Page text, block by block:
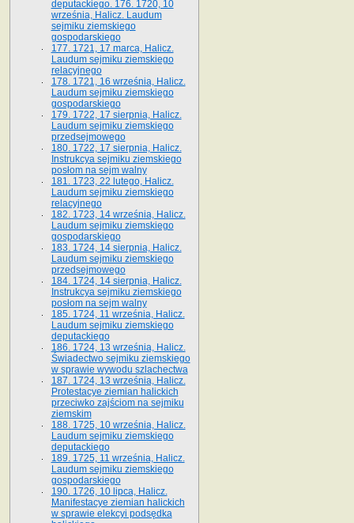
deputackiego. 176. 1720, 10
września, Halicz. Laudum
sejmiku ziemskiego
gospodarskiego
177. 1721, 17 marca, Halicz.
Laudum sejmiku ziemskiego
relacyjnego
178. 1721, 16 września, Halicz.
Laudum sejmiku ziemskiego
gospodarskiego
179. 1722, 17 sierpnia, Halicz.
Laudum sejmiku ziemskiego
przedsejmowego
180. 1722, 17 sierpnia, Halicz.
Instrukcya sejmiku ziemskiego
posłom na sejm walny
181. 1723, 22 lutego, Halicz.
Laudum sejmiku ziemskiego
relacyjnego
182. 1723, 14 września, Halicz.
Laudum sejmiku ziemskiego
gospodarskiego
183. 1724, 14 sierpnia, Halicz.
Laudum sejmiku ziemskiego
przedsejmowego
184. 1724, 14 sierpnia, Halicz.
Instrukcya sejmiku ziemskiego
posłom na sejm walny
185. 1724, 11 września, Halicz.
Laudum sejmiku ziemskiego
deputackiego
186. 1724, 13 września, Halicz.
Świadectwo sejmiku ziemskiego
w sprawie wywodu szlachectwa
187. 1724, 13 września, Halicz.
Protestacye ziemian halickich
przeciwko zajściom na sejmiku
ziemskim
188. 1725, 10 września, Halicz.
Laudum sejmiku ziemskiego
deputackiego
189. 1725, 11 września, Halicz.
Laudum sejmiku ziemskiego
gospodarskiego
190. 1726, 10 lipca, Halicz.
Manifestacye ziemian halickich
w sprawie elekcyi podsędka